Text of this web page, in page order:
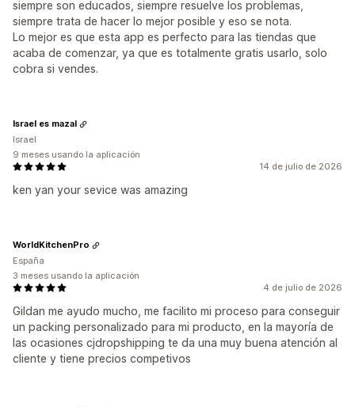
siempre son educados, siempre resuelve los problemas,
siempre trata de hacer lo mejor posible y eso se nota.
Lo mejor es que esta app es perfecto para las tiendas que
acaba de comenzar, ya que es totalmente gratis usarlo, solo
cobra si vendes.
14 de julio de 2026
ken yan your sevice was amazing
Israel es mazal
Israel
9 meses usando la aplicación
4 de julio de 2026
Gildan me ayudo mucho, me facilito mi proceso para conseguir
un packing personalizado para mi producto, en la mayoría de
las ocasiones cjdropshipping te da una muy buena atención al
cliente y tiene precios competivos
WorldKitchenPro
España
3 meses usando la aplicación